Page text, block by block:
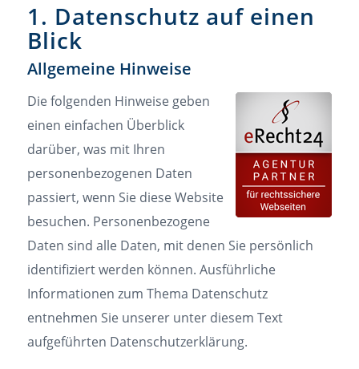
1. Datenschutz auf einen
Blick
Allgemeine Hinweise
Die folgenden Hinweise geben
einen einfachen Überblick
darüber, was mit Ihren
personenbezogenen Daten
passiert, wenn Sie diese Website
besuchen. Personenbezogene
Daten sind alle Daten, mit denen Sie persönlich
identifiziert werden können. Ausführliche
Informationen zum Thema Datenschutz
entnehmen Sie unserer unter diesem Text
aufgeführten Datenschutzerklärung.